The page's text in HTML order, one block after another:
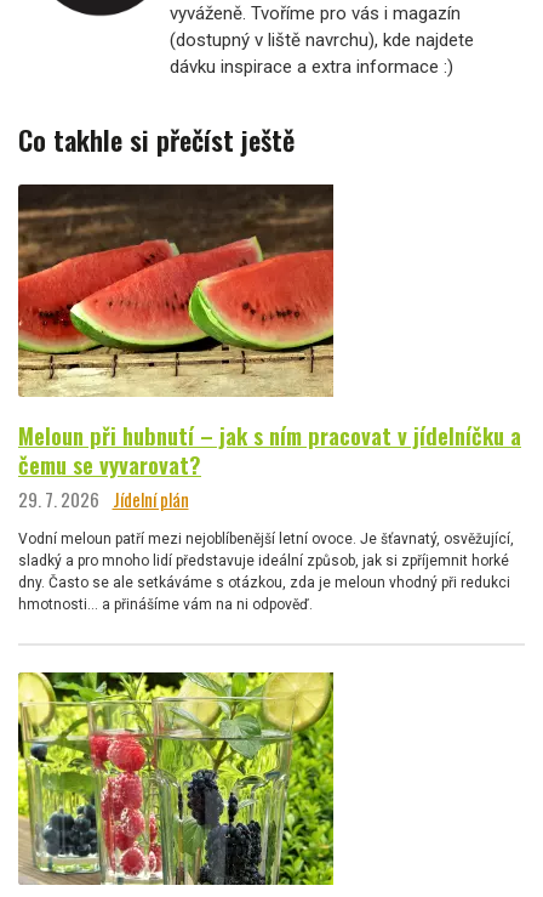
vyváženě. Tvoříme pro vás i magazín
(dostupný v liště navrchu), kde najdete
dávku inspirace a extra informace :)
Co takhle si přečíst ještě
Meloun při hubnutí – jak s ním pracovat v jídelníčku a
čemu se vyvarovat?
29. 7. 2026 Jídelní plán
Vodní meloun patří mezi nejoblíbenější letní ovoce. Je šťavnatý, osvěžující,
sladký a pro mnoho lidí představuje ideální způsob, jak si zpříjemnit horké
dny. Často se ale setkáváme s otázkou, zda je meloun vhodný při redukci
hmotnosti… a přinášíme vám na ni odpověď.